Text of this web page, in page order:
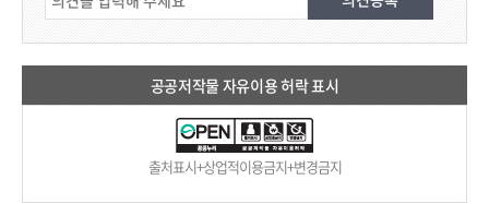
공공저작물 자유이용 허락 표시
출처표시+상업적이용금지+변경금지